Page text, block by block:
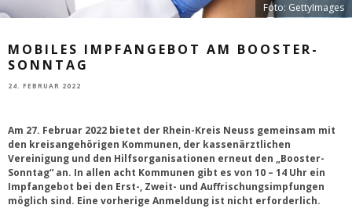
Foto: GettyImages
MOBILES IMPFANGEBOT AM BOOSTER-
SONNTAG
24. FEBRUAR 2022
Am 27. Februar 2022 bietet der Rhein-Kreis Neuss gemeinsam mit
den kreisangehörigen Kommunen, der kassenärztlichen
Vereinigung und den Hilfsorganisationen erneut den „Booster-
Sonntag“ an. In allen acht Kommunen gibt es von 10 – 14 Uhr ein
Impfangebot bei den Erst-, Zweit- und Auffrischungsimpfungen
möglich sind. Eine vorherige Anmeldung ist nicht erforderlich.